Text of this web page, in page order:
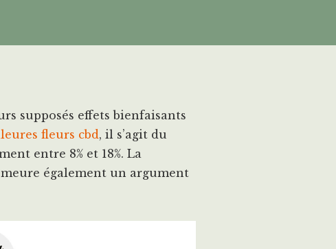
supposés effets bienfaisants
fleurs cbd, il s’agit du
entre 8% et 18%. La
également un argument